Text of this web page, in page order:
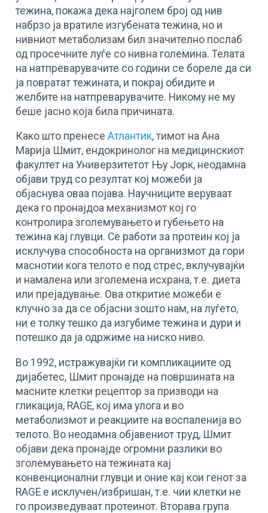
тежина, покажа дека најголем број од нив
набрзо ја вратиле изгубената тежина, но и
нивниот метаболизам бил значително послаб
од просечните луѓе со нивна големина. Телата
на натпреварувачите со години се бореле да си
ја повратат тежината, и покрај обидите и
желбите на натпреварувачите. Никому не му
беше јасно која била причината.
Како што пренесеАтлантик, тимот на Ана
Марија Шмит, ендокринолог на медицинскиот
факултет на Универзитетот Њу Јорк, неодамна
објави труд со резултат кој можеби ја
објаснува оваа појава. Научниците веруваат
дека го пронајдоа механизмот кој го
контролира зголемувањето и губењето на
тежина кај глувци. Се работи за протеин кој ја
исклучува способноста на организмот да гори
маснотии кога телото е под стрес, вклучувајќи
и намалена или зголемена исхрана, т.е. диета
или прејадување. Ова откритие можеби е
клучно за да се објасни зошто нам, на луѓето,
ни е толку тешко да изгубиме тежина и дури и
потешко да ја одржиме на ниско ниво.
Во 1992, истражувајќи ги компликациите од
дијабетес, Шмит пронајде на површината на
масните клетки рецептор за призводи на
гликација, RAGE, кој има улога и во
метаболизмот и реакциите на воспаленија во
телото. Во неодамна објавениот труд, Шмит
објави дека пронајде огромни разлики во
зголемувањето на тежината кај
конвенционални глувци и оние кај кои генот за
RAGE е исклучен/избришан, т.е. чии клетки не
го произведуваат протеинот. Вторава група